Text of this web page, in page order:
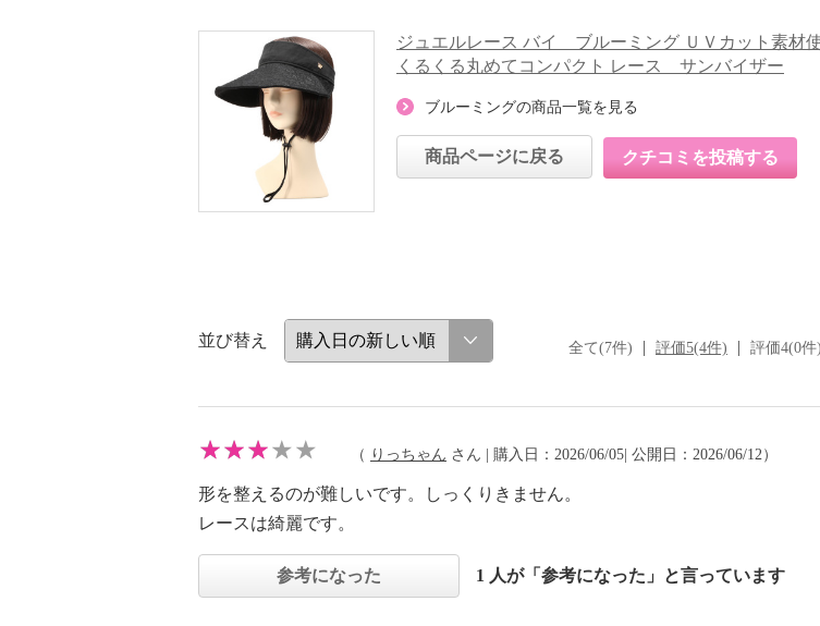
ジュエルレース バイ ブルーミング ＵＶカット素材
くるくる丸めてコンパクト レース サンバイザー
ブルーミングの商品一覧を見る
商品ページに戻る クチコミを投稿する
並び替え 全て(7件) 評価5(4件) 評価4(0件)
（ りっちゃん さん | 購入日：2026/06/05| 公開日：2026/06/12）
形を整えるのが難しいです。しっくりきません。
レースは綺麗です。
参考になった 1 人が「参考になった」と言っています